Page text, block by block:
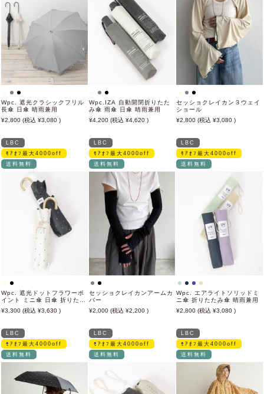
Wpc. 遮光クラシックフリル
長傘 日傘 晴雨兼用
2,800
3,080
Wpc.IZA 自動開閉折りたた
み傘 雨傘 日傘 晴雨兼用
4,200
4,620
セッショクレイカン３ウェイ
ショール
2,800
3,080
LBC
ﾓｱｵﾌ最大4000off
送料無料
Wpc. 遮光ドットフラワーポ
イント ミニ傘 日傘 折りたた
み傘 晴雨兼用
3,300 3,630
LBC
ﾓｱｵﾌ最大4000off
送料無料
セッショクレイカンアームカ
バー
2,000
2,200
LBC
ﾓｱｵﾌ最大4000off
送料無料
Wpc. エアライトソリッドミ
ニ傘 折りたたみ傘 晴雨兼用
2,800
3,080
LBC
ﾓｱｵﾌ最大4000off
送料無料
LBC
ﾓｱｵﾌ最大4000off
送料無料
LBC
ﾓｱｵﾌ最大4000off
送料無料